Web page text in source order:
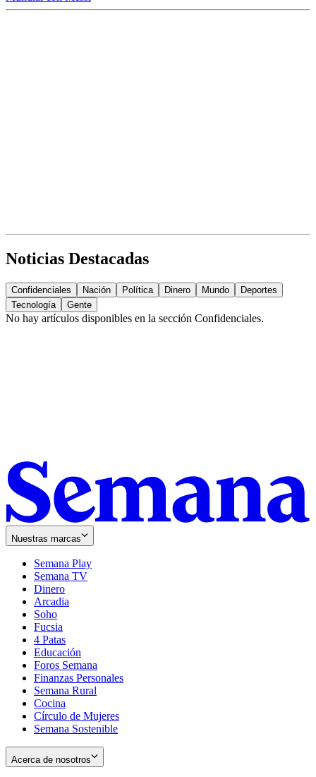
Noticias Destacadas
Confidenciales Nación Política Dinero Mundo
Deportes
Tecnología
Gente
No hay artículos disponibles en la sección Confidenciales.
Nuestras marcas
Semana Play
Semana TV
Dinero
Arcadia
Soho
in
new
window
Fucsia
in
new
window
4 Patas
Educación
Foros Semana
Finanzas Personales
Semana Rural
Cocina
Círculo de Mujeres
Semana Sostenible
Acerca de nosotros